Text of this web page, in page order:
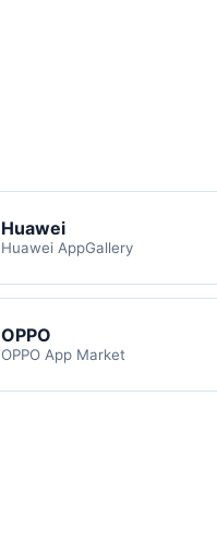
Huawei
Huawei AppGallery
OPPO
OPPO App Market